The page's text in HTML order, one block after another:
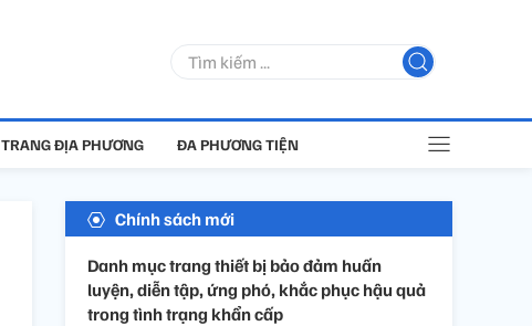
TRANG ĐỊA PHƯƠNG ĐA PHƯƠNG TIỆN
Chính sách mới
Danh mục trang thiết bị bảo đảm huấn
luyện, diễn tập, ứng phó, khắc phục hậu quả
trong tình trạng khẩn cấp